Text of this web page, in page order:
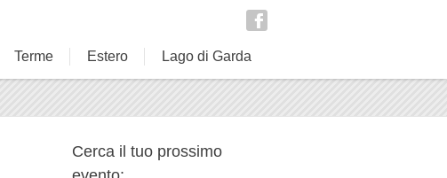
Terme Estero Lago di Garda
Cerca il tuo prossimo